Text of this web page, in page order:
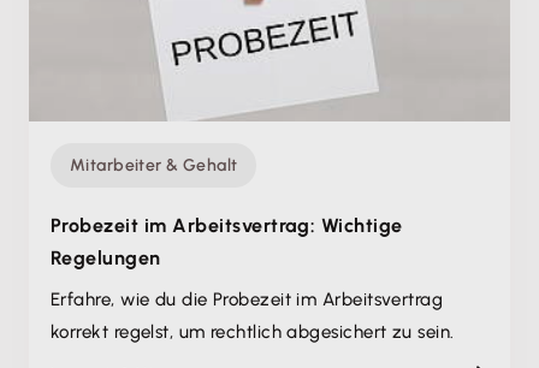
Mitarbeiter & Gehalt
Probezeit im Arbeitsvertrag: Wichtige
Regelungen
Erfahre, wie du die Probezeit im Arbeitsvertrag
korrekt regelst, um rechtlich abgesichert zu sein.